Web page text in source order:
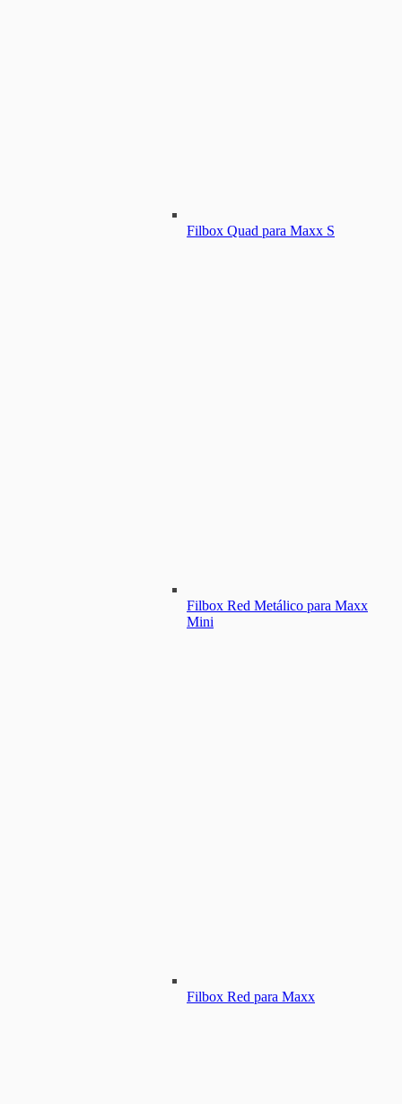
Filbox Quad para Maxx S
Filbox Red Metálico para Maxx
Mini
Filbox Red para Maxx